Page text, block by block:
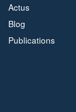
Actus
Blog
Publications